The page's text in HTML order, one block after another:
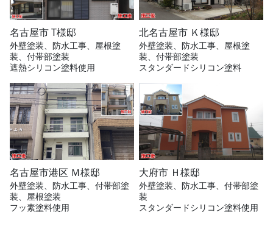
名古屋市 T様邸
外壁塗装、防水工事、屋根塗
装、付帯部塗装
遮熱シリコン塗料使用
北名古屋市 Ｋ様邸
外壁塗装、防水工事、屋根塗
装、付帯部塗装
スタンダードシリコン塗料
名古屋市港区 Ｍ様邸
外壁塗装、防水工事、付帯部塗
装、屋根塗装
フッ素塗料使用
大府市 Ｈ様邸
外壁塗装、防水工事、付帯部塗
装
スタンダードシリコン塗料使用